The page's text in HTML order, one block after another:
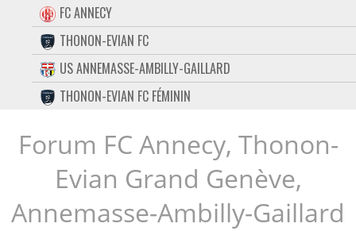
FORUM
CONTACT
FACEBOOK
TWITTER
INSTAGRAM
FC ANNECY
THONON-EVIAN FC
US ANNEMASSE-AMBILLY-GAILLARD
THONON-EVIAN FC FÉMININ
Forum FC Annecy, Thonon-
Evian Grand Genève,
Annemasse-Ambilly-Gaillard